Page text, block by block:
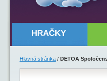
HRAČKY
Hlavná stránka / DETOA